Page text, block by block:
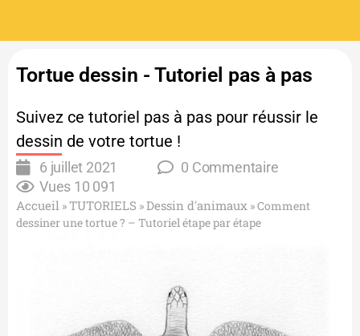
Tortue dessin - Tutoriel pas à pas
Suivez ce tutoriel pas à pas pour réussir le
dessin de votre tortue !
6 juillet 2021
0 Commentaire
Vues 10 091
Accueil »TUTORIELS »Dessin d'animaux »Comment
dessiner une tortue ? – Tutoriel étape par étape